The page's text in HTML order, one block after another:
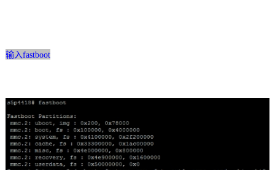
输入fastboot